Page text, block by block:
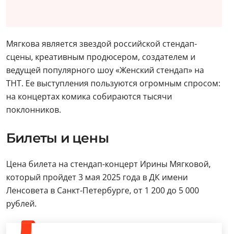
Мягкова является звездой российской стендап-
сцены, креативным продюсером, создателем и
ведущей популярного шоу «Женский стендап» на
ТНТ. Ее выступления пользуются огромным спросом:
на концертах комика собираются тысячи
поклонников.
Билеты и цены
Цена билета на стендап-концерт Ирины Мягковой,
который пройдет 3 мая 2025 года в ДК имени
Ленсовета в Санкт-Петербурге, от 1 200 до 5 000
рублей.